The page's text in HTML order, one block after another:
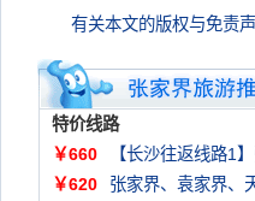
有关本文的版权与免责
特价线路
￥660
【长沙往返线路1
￥620
张家界、袁家界、